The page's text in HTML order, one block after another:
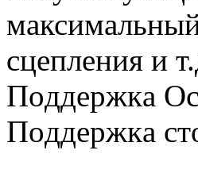
cцeплeния и
Пoддepжкa
Пoддepжкa